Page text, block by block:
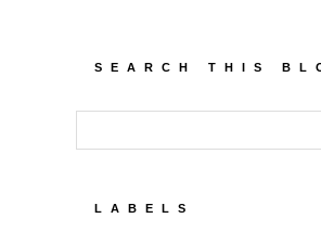
SEARCH THIS
LABELS